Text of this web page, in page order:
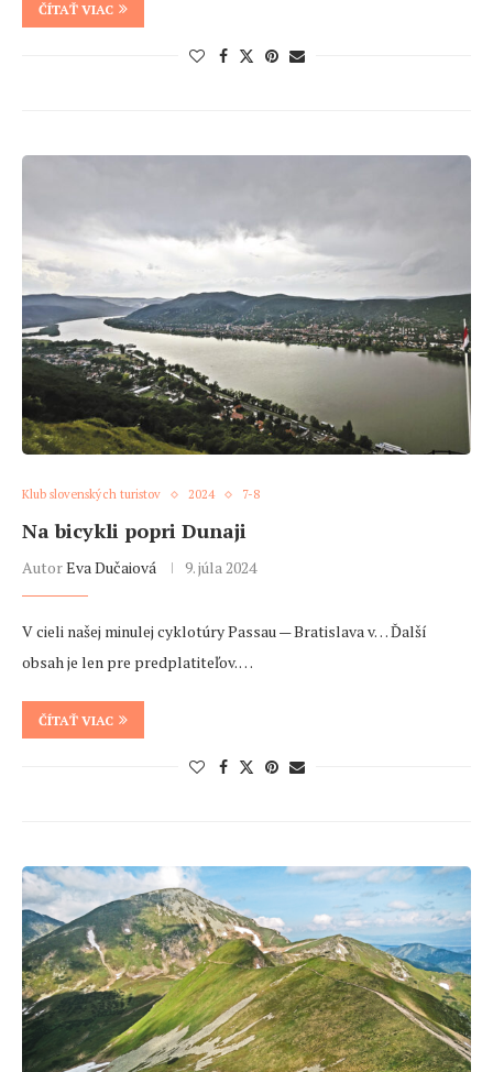
ČÍTAŤ VIAC
Klub slovenských turistov 2024 7-8
Na bicykli popri Dunaji
AutorEva Dučaiová 9. júla 2024
V cieli našej minulej cyklotúry Passau — Bratislava v… Ďalší
obsah je len pre predplatiteľov. …
ČÍTAŤ VIAC